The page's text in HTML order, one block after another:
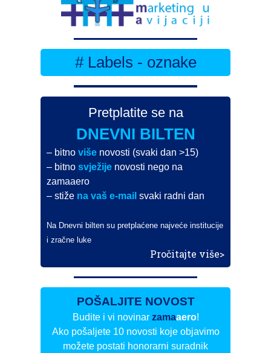
# Labels - oznake
Pretplatite se na
DNEVNI BILTEN
– bitnoviše novosti (svaki dan >15)
– bitnosvježije novosti nego na
zamaaero
– stiže na vaš e-mail svaki radni dan
Na Dnevni bilten su pretplaćene najveće institucije
i zračne luke
Pročitajte više>
POŠALJITE NOVOST
Budite i vi novinar zamaaero!
Ako pošaljete 10 novosti koje objavimo
možete postati honorarni suradnik